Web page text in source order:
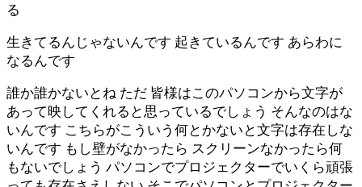
る
生きてるんじゃないんです 起きているんです あらわに
なるんです
誰か誰かないとね ただ 皆様はこのパソコンから文字が
あって映してくれると思っているでしょう そんなのはな
いんです こちらがこういう何とかないと文字は存在しな
いんです もし壁がなかったら スクリーンなかったら何
もないでしょう パソコンでプロジェクターでいくら頑張